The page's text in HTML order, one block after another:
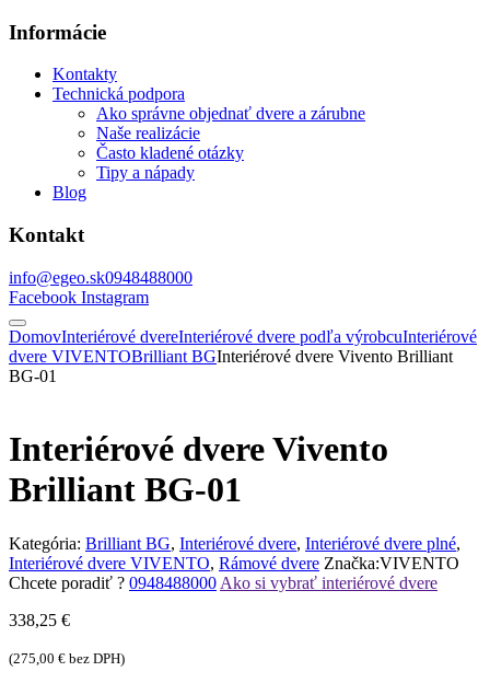
Informácie
Kontakty
Technická podpora
Ako správne objednať dvere a zárubne
Naše realizácie
Často kladené otázky
Tipy a nápady
Blog
Kontakt
info@egeo.sk0948488000
Facebook Instagram
DomovInteriérové dvereInteriérové dvere podľa výrobcuInteriérové
dvere VIVENTOBrilliant BGInteriérové dvere Vivento Brilliant
BG-01
Interiérové dvere Vivento
Brilliant BG-01
Kategória: Brilliant BG, Interiérové dvere, Interiérové dvere plné,
Interiérové dvere VIVENTO, Rámové dvere Značka:VIVENTO
Chcete poradiť ? 0948488000 Ako si vybrať interiérové dvere
338,25 €
(275,00 € bez DPH)